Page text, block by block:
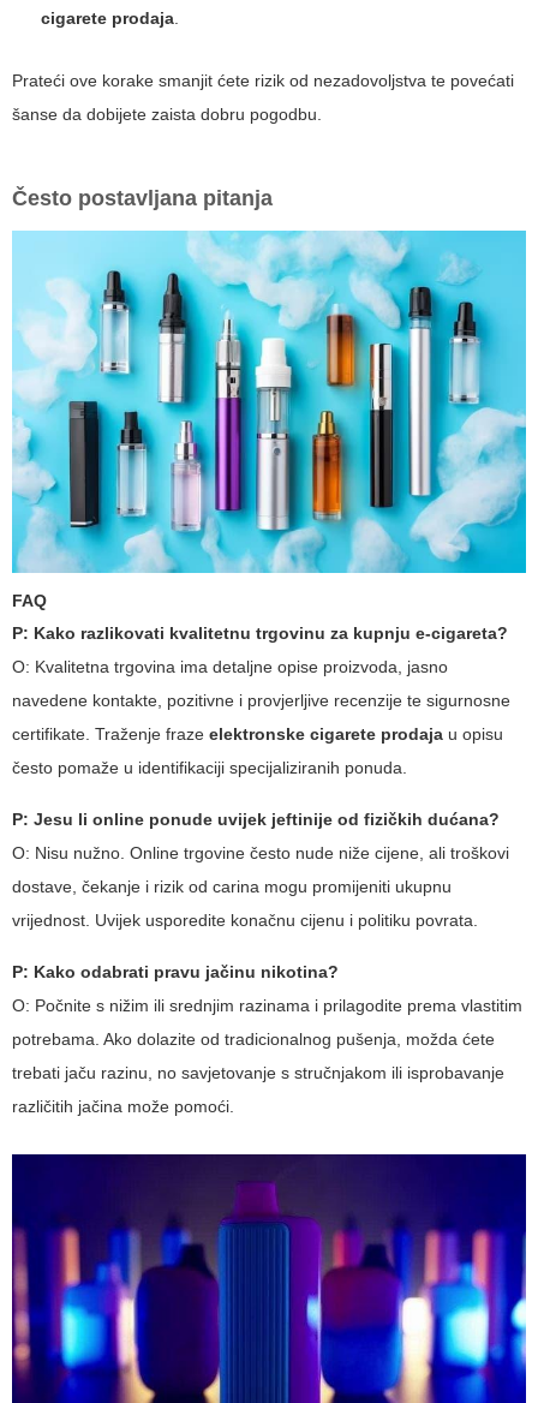
cigarete prodaja.
Prateći ove korake smanjit ćete rizik od nezadovoljstva te povećati
šanse da dobijete zaista dobru pogodbu.
Često postavljana pitanja
FAQ
P: Kako razlikovati kvalitetnu trgovinu za kupnju e-cigareta?
O: Kvalitetna trgovina ima detaljne opise proizvoda, jasno
navedene kontakte, pozitivne i provjerljive recenzije te sigurnosne
certifikate. Traženje fraze elektronske cigarete prodaja u opisu
često pomaže u identifikaciji specijaliziranih ponuda.
P: Jesu li online ponude uvijek jeftinije od fizičkih dućana?
O: Nisu nužno. Online trgovine često nude niže cijene, ali troškovi
dostave, čekanje i rizik od carina mogu promijeniti ukupnu
vrijednost. Uvijek usporedite konačnu cijenu i politiku povrata.
P: Kako odabrati pravu jačinu nikotina?
O: Počnite s nižim ili srednjim razinama i prilagodite prema vlastitim
potrebama. Ako dolazite od tradicionalnog pušenja, možda ćete
trebati jaču razinu, no savjetovanje s stručnjakom ili isprobavanje
različitih jačina može pomoći.